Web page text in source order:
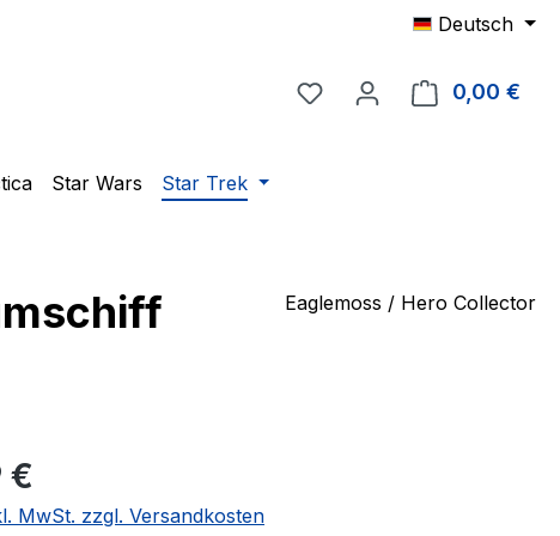
Deutsch
Du hast 0 Produkte auf
0,00 €
Star Wars Star Trek
Eaglemoss / Hero Collector
€
MwSt. zzgl. Versandkosten